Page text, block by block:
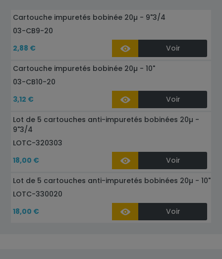
Cartouche impuretés bobinée 20µ - 9"3/4
03-CB9-20
2,88 €
Voir
Cartouche impuretés bobinée 20µ - 10"
03-CB10-20
3,12 €
Voir
Lot de 5 cartouches anti-impuretés bobinées 20µ -
9"3/4
LOTC-320303
18,00 €
Voir
Lot de 5 cartouches anti-impuretés bobinées 20µ - 10"
LOTC-330020
18,00 €
Voir